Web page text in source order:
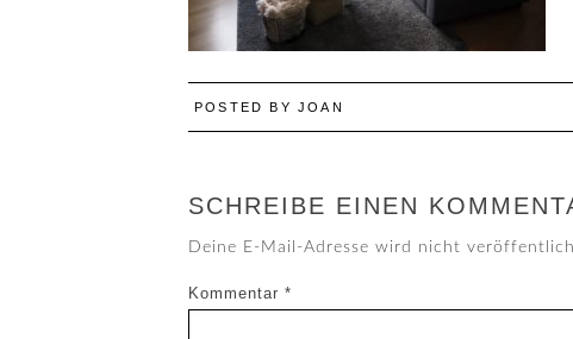
POSTED BY JOAN
SCHREIBE EINEN
Deine E-Mail-Adresse wird nicht
Kommentar *